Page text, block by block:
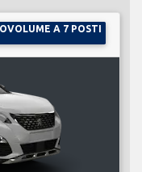
A 7 POSTI